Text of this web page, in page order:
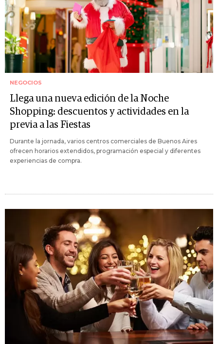
NEGOCIOS
Llega una nueva edición de la Noche
Shopping: descuentos y actividades en la
previa a las Fiestas
Durante la jornada, varios centros comerciales de Buenos Aires
ofrecen horarios extendidos, programación especial y diferentes
experiencias de compra.